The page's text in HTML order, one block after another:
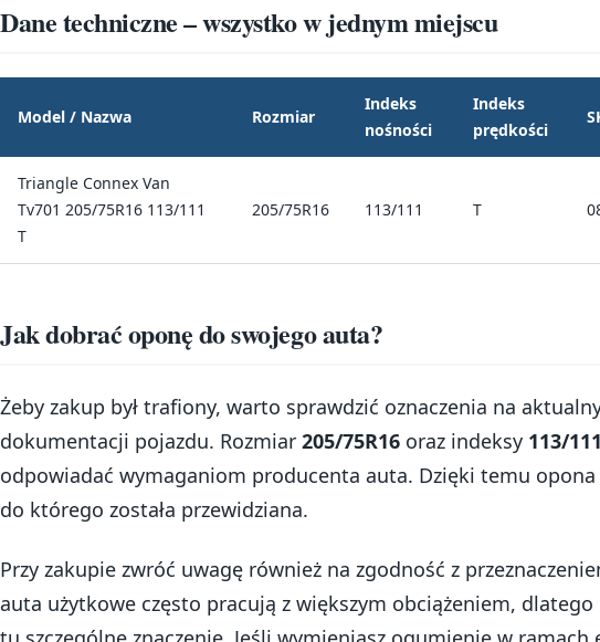
Dane techniczne – wszystko w jednym miejscu
Model / Nazwa Rozmiar
Indeks
nośności
Indeks
prędkości
Triangle Connex Van
Tv701 205/75R16 113/111
T
205/75R16 113/111 T
Jak dobrać oponę do swojego auta?
Żeby zakup był trafiony, warto sprawdzić oznaczenia na
dokumentacji pojazdu. Rozmiar 205/75R16 oraz indeksy 113/111
odpowiadać wymaganiom producenta auta. Dzięki temu opona
do którego została przewidziana.
Przy zakupie zwróć uwagę również na zgodność z
auta użytkowe często pracują z większym obciążeniem,